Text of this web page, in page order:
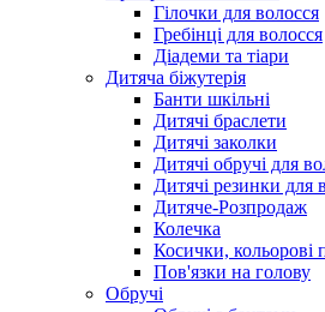
Гілочки для волосся
Гребінці для волосся
Діадеми та тіари
Дитяча біжутерія
Банти шкільні
Дитячі браслети
Дитячі заколки
Дитячі обручі для
Дитячі резинки для
Дитяче-Розпродаж
Колечка
Косички, кольорові
Пов'язки на голову
Обручі